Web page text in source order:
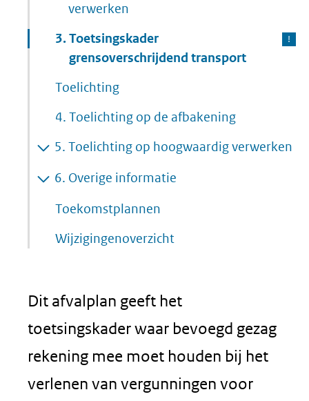
verwerken
3.Toetsingskader
grensoverschrijdend transport
Toelichting
4. Toelichting op de afbakening
5. Toelichting op hoogwaardig verwerken
6. Overige informatie
Toekomstplannen
Wijzigingenoverzicht
Dit afvalplan geeft het
toetsingskader waar bevoegd gezag
rekening mee moet houden bij het
verlenen van vergunningen voor